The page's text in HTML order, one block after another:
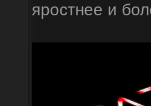
яростнее и